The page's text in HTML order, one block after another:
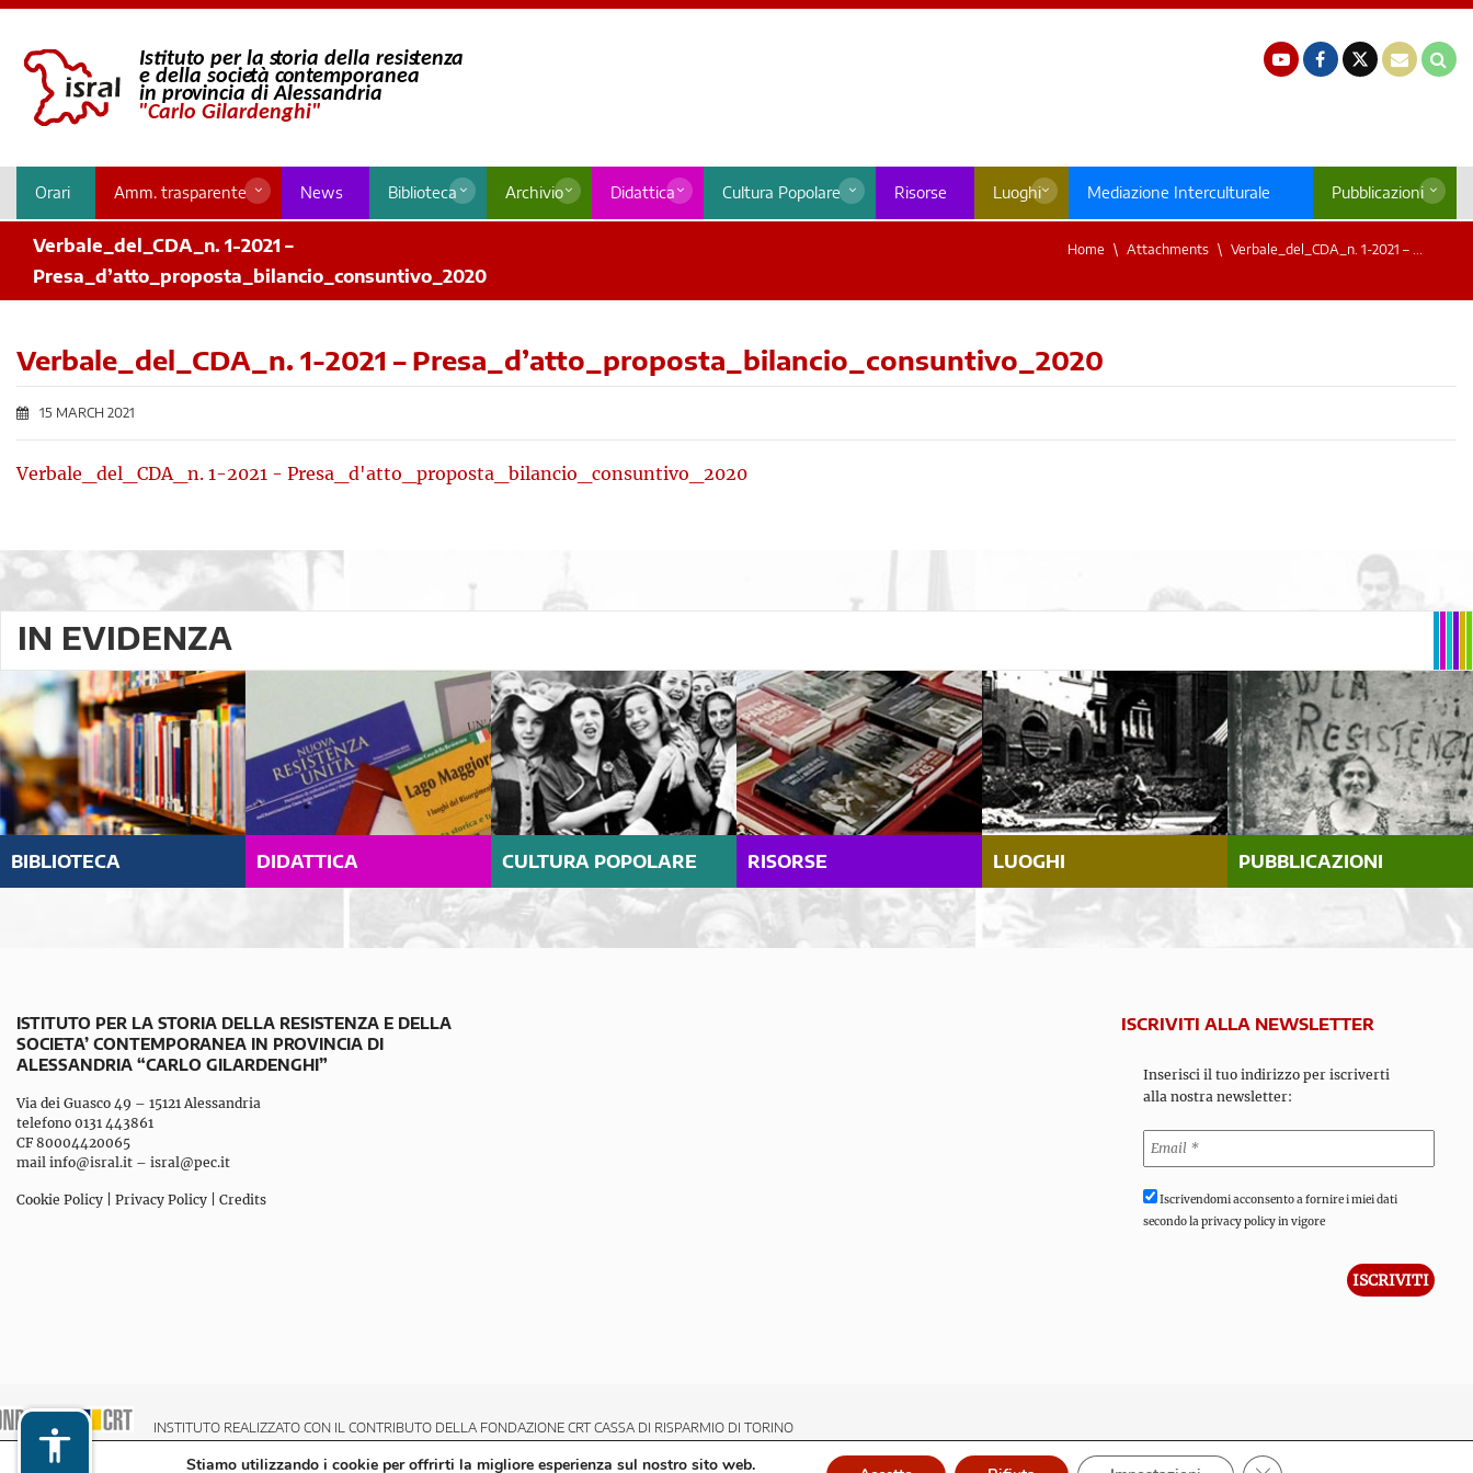
Orari Amm. trasparente News Biblioteca Archivio Didattica Cultura Popolare Risorse Luoghi Mediazione Interculturale Pubblicazioni
Verbale_del_CDA_n. 1-2021 –
Presa_d’atto_proposta_bilancio_consuntivo_2020
Home Attachments Verbale_del_CDA_n. 1-2021 – ...
Verbale_del_CDA_n. 1-2021 – Presa_d’atto_proposta_bilancio_consuntivo_2020
15 MARCH 2021
Verbale_del_CDA_n. 1-2021 - Presa_d'atto_proposta_bilancio_consuntivo_2020
IN EVIDENZA
BIBLIOTECA DIDATTICA CULTURA POPOLARE RISORSE LUOGHI PUBBLICAZIONI
ISTITUTO PER LA STORIA DELLA RESISTENZA E DELLA
SOCIETA’ CONTEMPORANEA IN PROVINCIA DI
ALESSANDRIA “CARLO GILARDENGHI”
Via dei Guasco 49 – 15121 Alessandria
telefono 0131 443861
CF 80004420065
mail info@isral.it – isral@pec.it
Cookie Policy Privacy Policy Credits
ISCRIVITI ALLA NEWSLETTER
Inserisci il tuo indirizzo per iscriverti
alla nostra newsletter:
Iscrivendomi acconsento a fornire i miei dati
secondo la privacy policy in vigore
INSTITUTO REALIZZATO CON IL CONTRIBUTO DELLA FONDAZIONE CRT CASSA DI RISPARMIO DI TORINO
Stiamo utilizzando i cookie per offrirti la migliore esperienza sul nostro sito web. Close GDPR Cookie Banner